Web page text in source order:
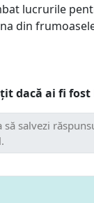
lucrurile
din
dacă ai fi fost